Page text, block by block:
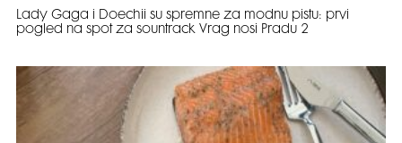
Lady Gaga i Doechii su spremne za modnu pistu: prvi
pogled na spot za sountrack Vrag nosi Pradu 2